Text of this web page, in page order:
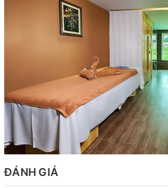
ĐÁNH GIÁ